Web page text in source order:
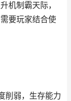
机制霸天际，
要玩家结合使
削弱，生存能力